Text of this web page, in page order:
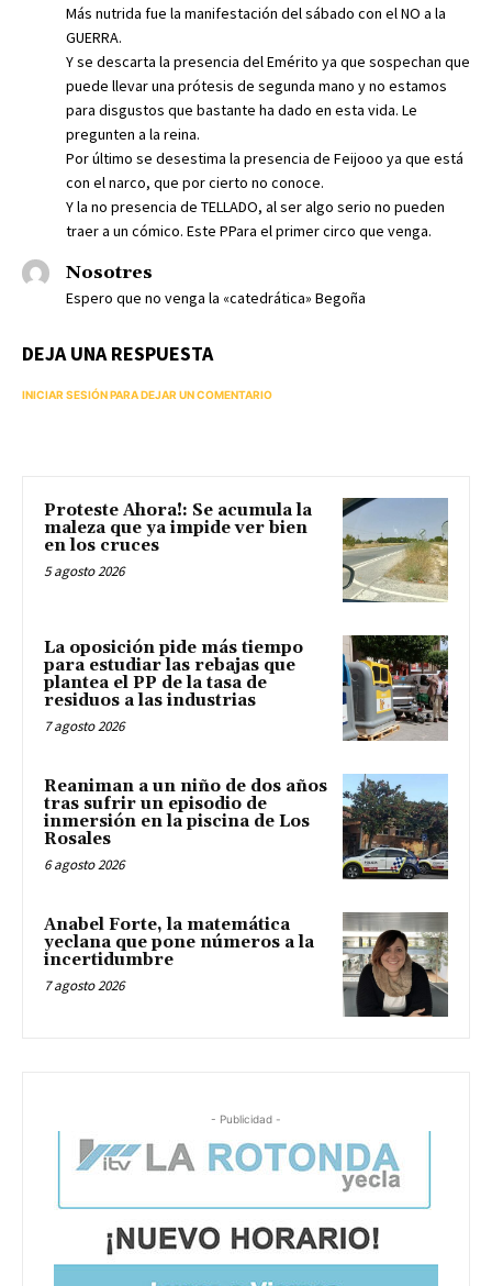
Más nutrida fue la manifestación del sábado con el NO a la
GUERRA.
Y se descarta la presencia del Emérito ya que sospechan que
puede llevar una prótesis de segunda mano y no estamos
para disgustos que bastante ha dado en esta vida. Le
pregunten a la reina.
Por último se desestima la presencia de Feijooo ya que está
con el narco, que por cierto no conoce.
Y la no presencia de TELLADO, al ser algo serio no pueden
traer a un cómico. Este PPara el primer circo que venga.
Nosotres
Espero que no venga la «catedrática» Begoña
DEJA UNA RESPUESTA
INICIAR SESIÓN PARA DEJAR UN COMENTARIO
Proteste Ahora!: Se acumula la
maleza que ya impide ver bien
en los cruces
5 agosto 2026
La oposición pide más tiempo
para estudiar las rebajas que
plantea el PP de la tasa de
residuos a las industrias
7 agosto 2026
Reaniman a un niño de dos años
tras sufrir un episodio de
inmersión en la piscina de Los
Rosales
6 agosto 2026
Anabel Forte, la matemática
yeclana que pone números a la
incertidumbre
7 agosto 2026
- Publicidad -